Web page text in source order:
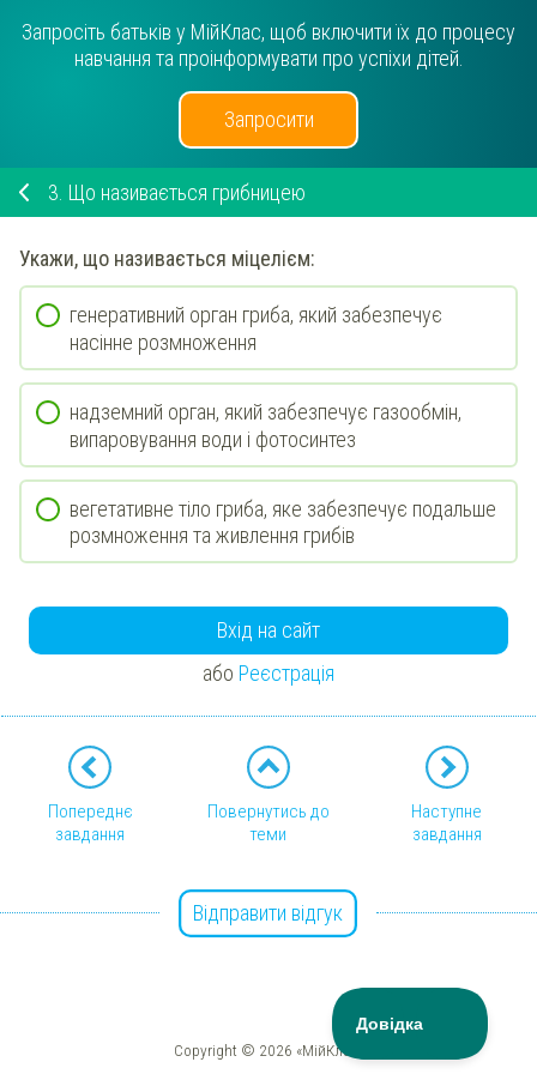
Запросіть батьків у МійКлас, щоб включити їх до процесу
навчання та проінформувати про успіхи дітей.
Запросити
3. Що називається грибницею
Укажи, що називається міцелієм:
генеративний орган гриба, який забезпечує
насінне розмноження
надземний орган, який забезпечує газообмін,
випаровування води і фотосинтез
вегетативне тіло гриба, яке забезпечує подальше
розмноження та живлення грибів
Вхід на сайт
або Реєстрація
Попереднє
завдання
Повернутись до
теми
Наступне
завдання
Відправити відгук
Copyright © 2026 «МійКлас»